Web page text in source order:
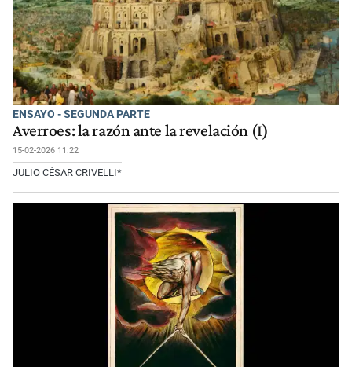
ENSAYO - SEGUNDA PARTE
Averroes: la razón ante la revelación (I)
15-02-2026 11:22
JULIO CÉSAR CRIVELLI*